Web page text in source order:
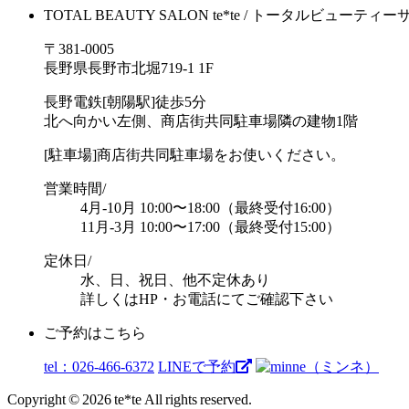
TOTAL BEAUTY SALON te*te / トータルビューティー
〒381-0005
長野県長野市北堀719-1 1F
長野電鉄[朝陽駅]徒歩5分
北へ向かい左側、商店街共同駐車場隣の建物1階
[駐車場]商店街共同駐車場をお使いください。
営業時間/
4月-10月 10:00〜18:00（最終受付16:00）
11月-3月 10:00〜17:00（最終受付15:00）
定休日/
水、日、祝日、他不定休あり
詳しくはHP・お電話にてご確認下さい
ご予約はこちら
tel：026-466-6372 LINEで予約
Copyright © 2026 te*te All rights reserved.